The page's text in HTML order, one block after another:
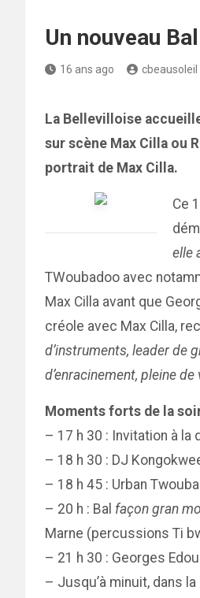
Un nouveau
16 ans ago cbeausoleil
La Bellevilloise
sur scène Max Cilla ou
portrait de Max Cilla.
Ce
elle
TWoubadoo avec
Max Cilla avant que
créole avec Max Cilla,
d’instruments, leader de
d’enracinement, pleine
Moments forts de la
– 17 h 30 : Invitation à la
– 18 h 30 : DJ
– 18 h 45 : Urban
– 20 h : Bal façon gran
Marne (percussions Ti
– 21 h 30 : Georges
– Jusqu’à minuit, dans